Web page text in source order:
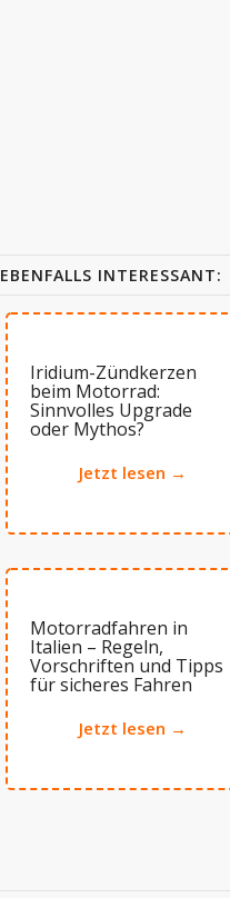
EBENFALLS INTERESSANT:
Iridium-Zündkerzen
beim Motorrad:
Sinnvolles Upgrade
oder Mythos?
Jetzt lesen →
Motorradfahren in
Italien – Regeln,
Vorschriften und Tipps
für sicheres Fahren
Jetzt lesen →